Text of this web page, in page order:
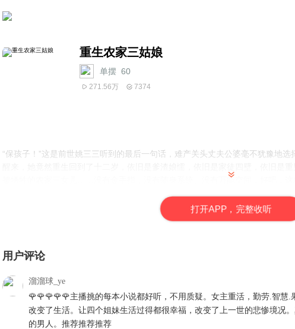
重生农家三姑娘
单摆_60
271.56万 7374
“保孩子！”这是前世姚三三听到的最后一句话，难产关头丈夫公婆毫不犹豫地
被牺牲的农家三女儿……没有金手指，没有随身系统、没有万能空间，好吧，这
打开APP，完整收听
用户评论
溜溜球_ye
🌹🌹🌹🌹🌹主播挑的每本小说都好听，不用质疑。女主重活，勤劳.智慧
改变了生活。让四个姐妹生活过得都很幸福，改变了上一世的悲惨境况
的男人。推荐推荐推荐